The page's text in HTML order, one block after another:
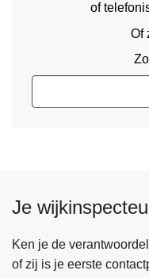
of
Of
Je
Ken je de
of zij is je eerste